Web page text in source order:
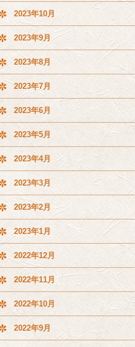
2023年10月
2023年9月
2023年8月
2023年7月
2023年6月
2023年5月
2023年4月
2023年3月
2023年2月
2023年1月
2022年12月
2022年11月
2022年10月
2022年9月